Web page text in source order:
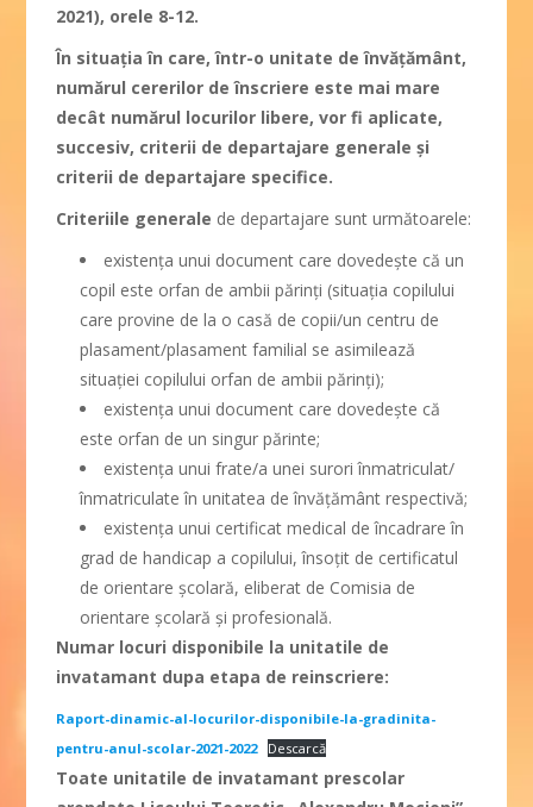
2021), orele 8-12.
În situaţia în care, într-o unitate de învăţământ,
numărul cererilor de înscriere este mai mare
decât numărul locurilor libere, vor fi aplicate,
succesiv, criterii de departajare generale și
criterii de departajare specifice.
Criteriile generale de departajare sunt următoarele:
existența unui document care dovedește că un
copil este orfan de ambii părinți (situația copilului
care provine de la o casă de copii/un centru de
plasament/plasament familial se asimilează
situației copilului orfan de ambii părinți);
existența unui document care dovedește că
este orfan de un singur părinte;
existența unui frate/a unei surori înmatriculat/
înmatriculate în unitatea de învățământ respectivă;
existența unui certificat medical de încadrare în
grad de handicap a copilului, însoțit de certificatul
de orientare școlară, eliberat de Comisia de
orientare școlară și profesională.
Numar locuri disponibile la unitatile de
invatamant dupa etapa de reinscriere:
Raport-dinamic-al-locurilor-disponibile-la-gradinita-
pentru-anul-scolar-2021-2022
Descarcă
Toate unitatile de invatamant prescolar